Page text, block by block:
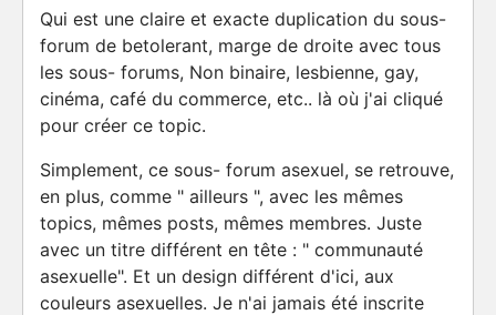
Qui est une claire et exacte duplication du sous-
forum de betolerant, marge de droite avec tous
les sous- forums, Non binaire, lesbienne, gay,
cinéma, café du commerce, etc.. là où j'ai cliqué
pour créer ce topic.
Simplement, ce sous- forum asexuel, se retrouve,
en plus, comme " ailleurs ", avec les mêmes
topics, mêmes posts, mêmes membres. Juste
avec un titre différent en tête : " communauté
asexuelle". Et un design différent d'ici, aux
couleurs asexuelles. Je n'ai jamais été inscrite